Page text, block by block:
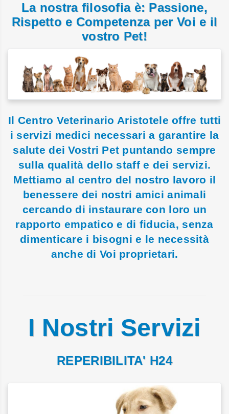
La nostra filosofia è: Passione,
Rispetto e Competenza per Voi e il
vostro Pet!
Il Centro Veterinario Aristotele offre tutti
i servizi medici necessari a garantire la
salute dei Vostri Pet puntando sempre
sulla qualità dello staff e dei servizi.
Mettiamo al centro del nostro lavoro il
benessere dei nostri amici animali
cercando di instaurare con loro un
rapporto empatico e di fiducia, senza
dimenticare i bisogni e le necessità
anche di Voi proprietari.
I Nostri Servizi
REPERIBILITA' H24